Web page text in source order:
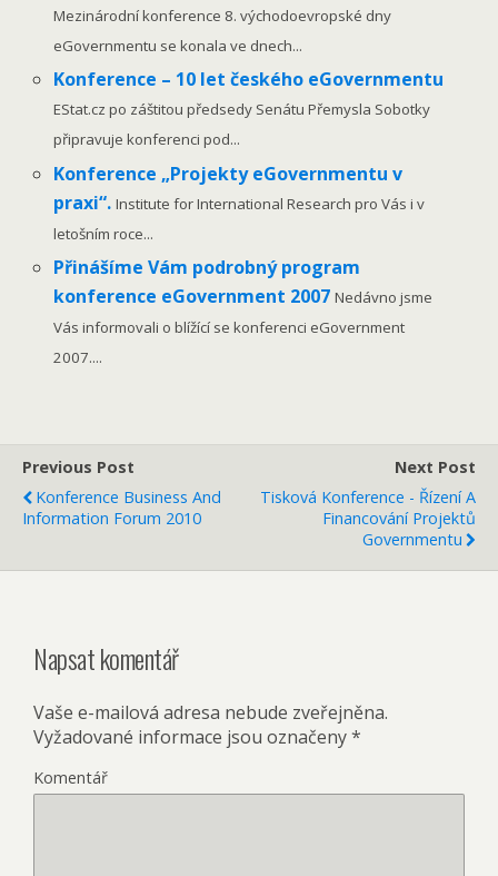
Mezinárodní konference 8. východoevropské dny
eGovernmentu se konala ve dnech...
Konference – 10 let českého eGovernmentu
EStat.cz po záštitou předsedy Senátu Přemysla Sobotky
připravuje konferenci pod...
Konference „Projekty eGovernmentu v
praxi“.Institute for International Research pro Vás i v
letošním roce...
Přinášíme Vám podrobný program
konference eGovernment 2007Nedávno jsme
Vás informovali o blížící se konferenci eGovernment
2007....
Previous Post
Konference Business And
Information Forum 2010
Next Post
Tisková Konference - Řízení A
Financování Projektů
Governmentu
Napsat komentář
Vaše e-mailová adresa nebude zveřejněna.
Vyžadované informace jsou označeny*
Komentář